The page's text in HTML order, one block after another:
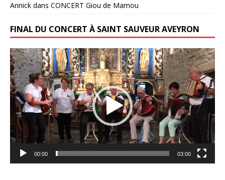
Annick dans CONCERT Giou de Mamou
FINAL DU CONCERT À SAINT SAUVEUR AVEYRON
Lecteur
vidéo
00:00 03:00